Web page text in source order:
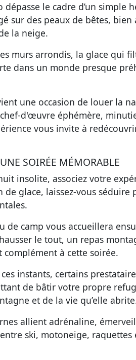
le cadre d’un simple
sur des peaux de bêtes,
la neige.
murs arrondis, la glace qui
dans un monde presque
une occasion de louer la
d'œuvre éphémère,
vous invite à
SOIRÉE MÉMORABLE
insolite, associez votre
de glace, laissez-vous
de camp vous accueillera
le tout, un repas
complément à cette soirée.
instants, certains
de bâtir votre propre
et de la vie qu’elle
allient adrénaline,
ski, motoneige,